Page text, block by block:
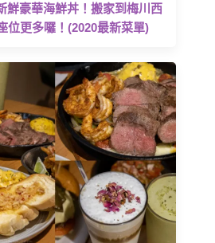
鮮豪華海鮮丼！搬家到梅川西
位更多囉！(2020最新菜單)